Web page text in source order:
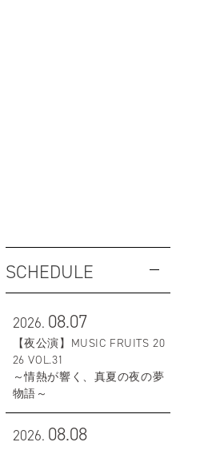
SCHEDULE
2026. 08.07
【夜公演】MUSIC FRUITS 20
26 VOL.31
～情熱が響く、真夏の夜の夢
物語～
2026. 08.08